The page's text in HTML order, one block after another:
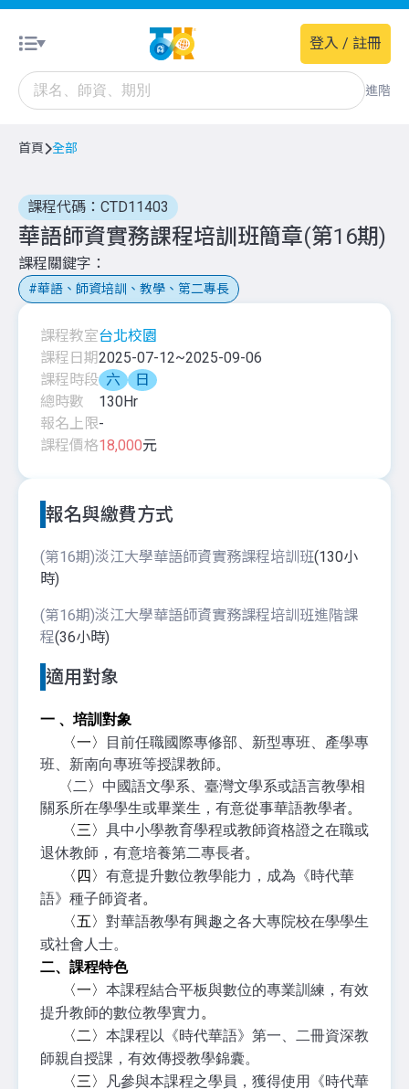
進階
登入 / 註冊
首頁 全部
課程代碼：CTD11403
華語師資實務課程培訓班簡章(第16期)
課程關鍵字
華語、師資培訓、教學、第二專長
課程教室台北校園
課程日期2025-07-12~2025-09-06
課程時段 六
日
總時數
130Hr
報名上限-
課程價格18,000元
報名與繳費方式
(第16期)淡江大學華語師資實務課程培訓班(130小
時)
(第16期)淡江大學華語師資實務課程培訓班進階課
程(36小時)
適用對象
一 、培訓對象
〈一〉
目前任職國際專修部、新型專班、產學專
班、新南向專班等授課教師。
〈 二 〉 中國語文學系、臺灣文學系或語言教學相
關系所在學學生或畢業生，有意從事華語教學者。
〈三〉 具中小學教育學程或教師資格證之在職或
退休教師，有意培養第二專長者。
〈四〉 有意提升數位教學能力，成為《時代華
語》種子師資者。
〈五〉 對華語教學有興趣之各大專院校在學學生
或社會人士。
二、課程特色
〈一〉 本課程結合平板與數位的專業訓練，有效
提升教師的數位教學實力。
〈二〉 本課程以《時代華語》第一、二冊資深教
師親自授課，有效傳授教學錦囊。
〈三〉
凡參與本課程之學員，獲得使用《時代華